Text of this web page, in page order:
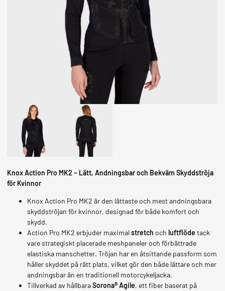
Knox Action Pro MK2 – Lätt, Andningsbar och Bekväm Skyddströja
för Kvinnor
Knox Action Pro MK2 är den lättaste och mest andningsbara
skyddströjan för kvinnor, designad för både komfort och
skydd.
Action Pro MK2 erbjuder maximalstretch och luftflöde tack
vare strategiskt placerade meshpaneler och förbättrade
elastiska manschetter. Tröjan har en åtsittande passform som
håller skyddet på rätt plats, vilket gör den både lättare och mer
andningsbar än en traditionell motorcykeljacka.
Tillverkad av hållbaraSorona® Agile, ett fiber baserat på